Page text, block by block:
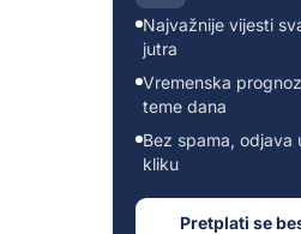
Najvažnije vijesti
jutra
Vremenska
teme dana
Bez spama, odjava
kliku
Pretplati se